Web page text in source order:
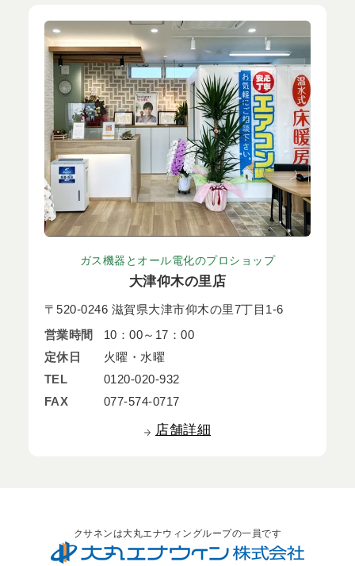
ガス機器とオール電化のプロショップ
大津仰木の里店
〒520-0246 滋賀県大津市仰木の里7丁目1-6
営業時間
10：00～17：00
定休日
火曜・水曜
TEL
0120-020-932
FAX
077-574-0717
店舗詳細
クサネンは大丸エナウィングループの一員です